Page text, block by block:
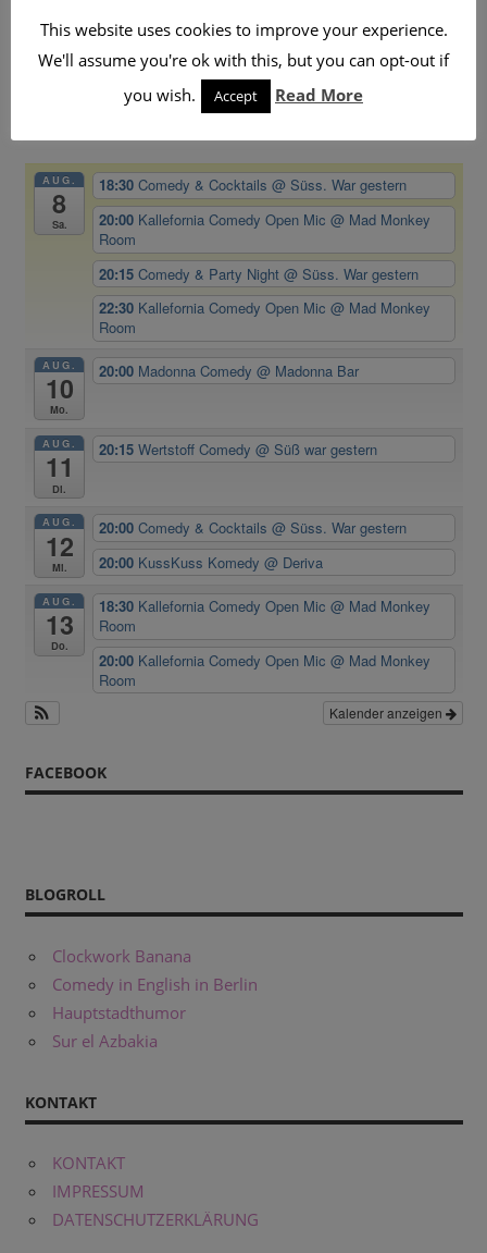
BEVORSTEHENDE VERANSTALTUNGEN
AUG.
8
Sa.
18:30Comedy & Cocktails@ Süss. War gestern
20:00 Kallefornia Comedy Open Mic@ Mad Monkey
Room
20:15Comedy & Party Night@ Süss. War gestern
22:30 Kallefornia Comedy Open Mic@ Mad Monkey
Room
AUG.
10
Mo.
20:00 Madonna Comedy@ Madonna Bar
AUG.
11
Di.
20:15Wertstoff Comedy@ Süß war gestern
AUG.
12
Mi.
20:00Comedy & Cocktails@ Süss. War gestern
20:00 KussKuss Komedy@ Deriva
AUG.
13
Do.
18:30 Kallefornia Comedy Open Mic@ Mad Monkey
Room
20:00 Kallefornia Comedy Open Mic@ Mad Monkey
Room
Kalender anzeigen
FACEBOOK
BLOGROLL
Clockwork Banana
Comedy in English in Berlin
Hauptstadthumor
Sur el Azbakia
KONTAKT
KONTAKT
IMPRESSUM
DATENSCHUTZERKLÄRUNG
This website uses cookies to improve your experience.
We'll assume you're ok with this, but you can opt-out if
you wish.
Accept Read More